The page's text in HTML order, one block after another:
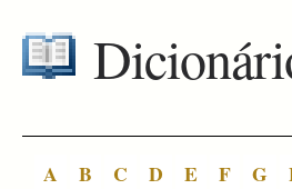
A B C D E F G